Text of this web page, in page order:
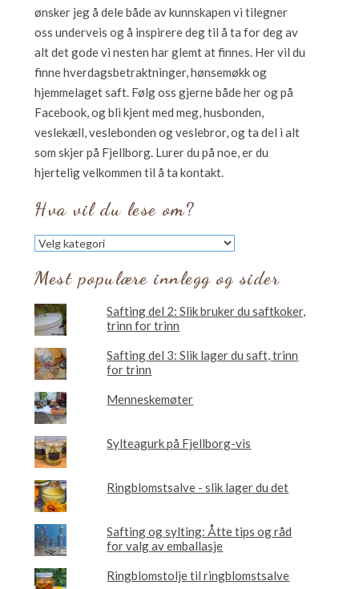
ønsker jeg å dele både av kunnskapen vi tilegner
oss underveis og å inspirere deg til å ta for deg av
alt det gode vi nesten har glemt at finnes. Her vil du
finne hverdagsbetraktninger, hønsemøkk og
hjemmelaget saft. Følg oss gjerne både her og på
Facebook, og bli kjent med meg, husbonden,
veslekæll, veslebonden og veslebror, og ta del i alt
som skjer på Fjellborg. Lurer du på noe, er du
hjertelig velkommen til å ta kontakt.
Hva vil du lese om?
Hva
vil
du
lese
Mest populære innlegg og sider
Safting del 2: Slik bruker du saftkoker,
trinn for trinn
Safting del 3: Slik lager du saft, trinn
for trinn
Menneskemøter
Sylteagurk på Fjellborg-vis
Ringblomstsalve - slik lager du det
Safting og sylting: Åtte tips og råd
for valg av emballasje
Ringblomstolje til ringblomstsalve